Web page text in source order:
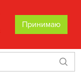
Принимаю